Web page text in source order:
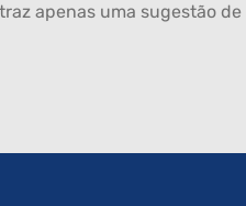
apenas uma sugestão